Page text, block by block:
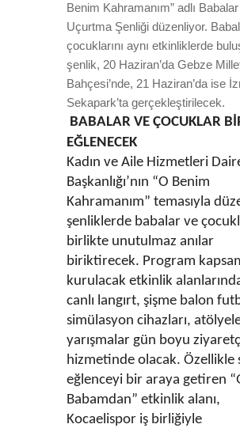
Benim Kahramanım” adlı
Uçurtma Şenliği düzenliyor.
çocuklarını aynı etkinliklerde
şenlik, 20 Haziran’da Gebze
Bahçesi’nde, 21 Haziran’da ise
Sekapark’ta gerçekleştirilecek.
BABALAR VE ÇOCUKLAR
EĞLENECEK
Kadın ve Aile Hizmetleri
Başkanlığı’nın “O Benim
Kahramanım” temasıyla
şenliklerde babalar ve
birlikte unutulmaz anılar
biriktirecek. Program
kurulacak etkinlik
canlı langırt, şişme balon
simülasyon cihazları,
yarışmalar gün boyu
hizmetinde olacak. Özellikle
eğlenceyi bir araya getiren
Babamdan” etkinlik alanı,
Kocaelispor iş birliğiyle